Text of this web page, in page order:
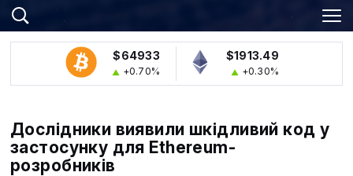
$64933
+0.70%
$1913.49
+0.30%
Дослідники виявили шкідливий код у
застосунку для Ethereum-
розробників